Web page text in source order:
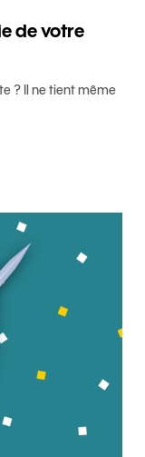
de votre
? Il ne tient même
la batterie de